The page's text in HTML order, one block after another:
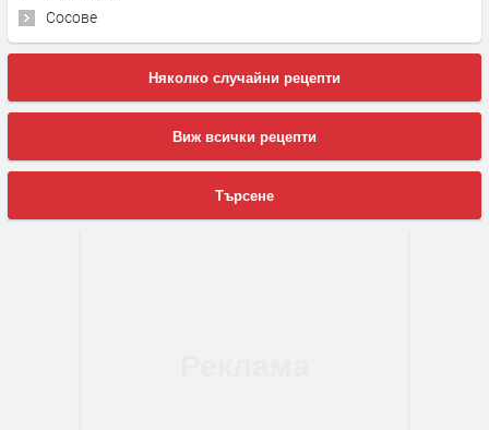
Сосове
Няколко случайни рецепти
Виж всички рецепти
Търсене